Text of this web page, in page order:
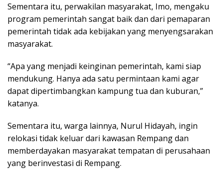
Sementara itu, perwakilan masyarakat, Imo, mengaku
program pemerintah sangat baik dan dari pemaparan
pemerintah tidak ada kebijakan yang menyengsarakan
masyarakat.
“Apa yang menjadi keinginan pemerintah, kami siap
mendukung. Hanya ada satu permintaan kami agar
dapat dipertimbangkan kampung tua dan kuburan,”
katanya.
Sementara itu, warga lainnya, Nurul Hidayah, ingin
relokasi tidak keluar dari kawasan Rempang dan
memberdayakan masyarakat tempatan di perusahaan
yang berinvestasi di Rempang.